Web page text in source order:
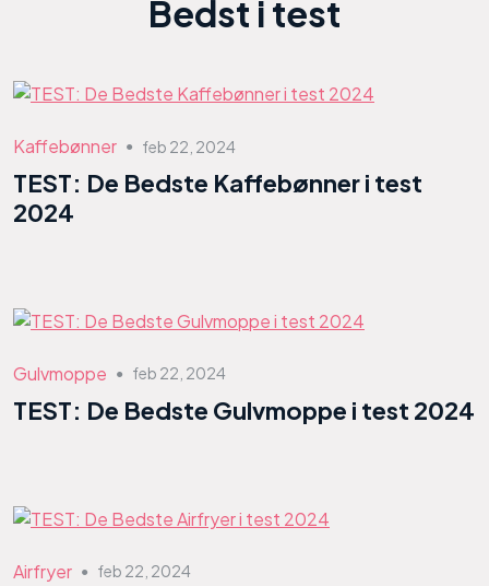
Bedst i test
Kaffebønner ● feb 22, 2024
TEST: De Bedste Kaffebønner i test
2024
Gulvmoppe ● feb 22, 2024
TEST: De Bedste Gulvmoppe i test 2024
Airfryer ● feb 22, 2024